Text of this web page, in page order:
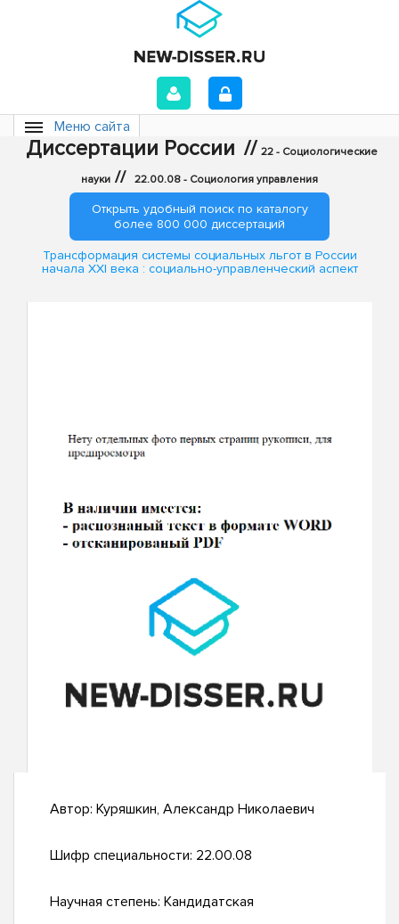
Меню сайта
Диссертации России // 22 - Социологические
науки // 22.00.08 - Социология управления
Открыть удобный поиск по каталогу
более 800 000 диссертаций
Трансформация системы социальных льгот в России
начала XXI века : социально-управленческий аспект
Автор: Куряшкин, Александр Николаевич
Шифр специальности: 22.00.08
Научная степень: Кандидатская